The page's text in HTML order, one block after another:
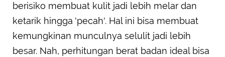
berisiko membuat kulit jadi lebih melar dan
ketarik hingga 'pecah'. Hal ini bisa membuat
kemungkinan munculnya selulit jadi lebih
besar. Nah, perhitungan berat badan ideal bisa